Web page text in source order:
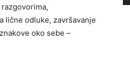
lične odluke, završavanje
oko sebe –